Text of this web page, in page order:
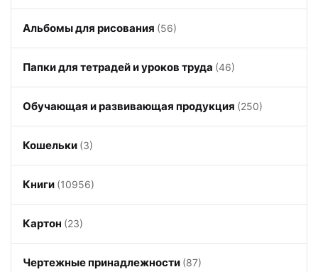
Альбомы для рисования (56)
Папки для тетрадей и уроков труда (46)
Обучающая и развивающая продукция (250)
Кошельки (3)
Книги (10956)
Картон (23)
Чертежные принадлежности (87)